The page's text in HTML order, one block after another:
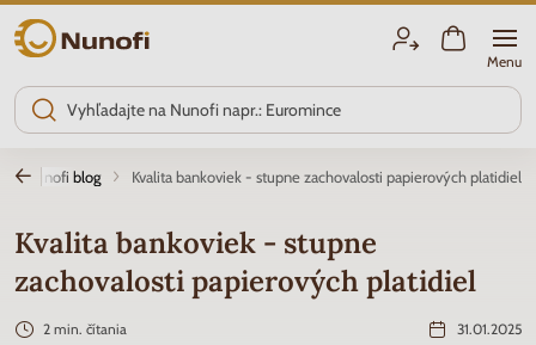
Nunofi.sk
Menu
Nunofi blog Kvalita bankoviek - stupne zachovalosti papierových platidiel
Kvalita bankoviek - stupne
zachovalosti papierových platidiel
2 min. čítania 31.01.2025